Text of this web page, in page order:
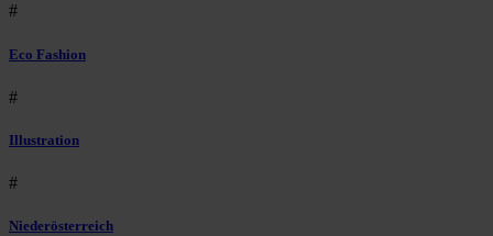
#
Eco Fashion
#
Illustration
#
Niederösterreich